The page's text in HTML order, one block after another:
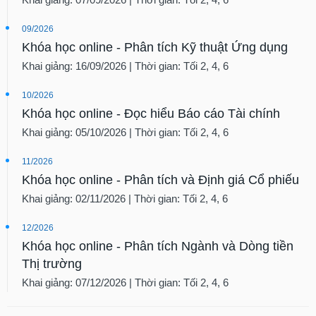
09/2026
Khóa học online - Phân tích Kỹ thuật Ứng dụng
Khai giảng: 16/09/2026 | Thời gian: Tối 2, 4, 6
10/2026
Khóa học online - Đọc hiểu Báo cáo Tài chính
Khai giảng: 05/10/2026 | Thời gian: Tối 2, 4, 6
11/2026
Khóa học online - Phân tích và Định giá Cổ phiếu
Khai giảng: 02/11/2026 | Thời gian: Tối 2, 4, 6
12/2026
Khóa học online - Phân tích Ngành và Dòng tiền
Thị trường
Khai giảng: 07/12/2026 | Thời gian: Tối 2, 4, 6